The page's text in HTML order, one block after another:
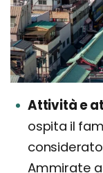
Attività e
ospita il
Ammirate